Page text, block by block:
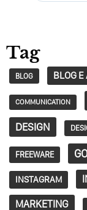
Tag
BLOG BLOG E
COMMUNICATION
DESIGN
FREEWARE
INSTAGRAM
MARKETING